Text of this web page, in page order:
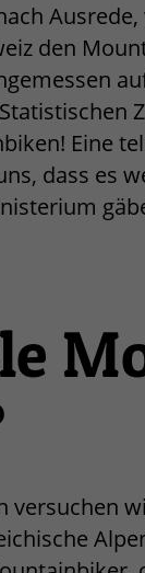
den
Eine
dass es
versuchen